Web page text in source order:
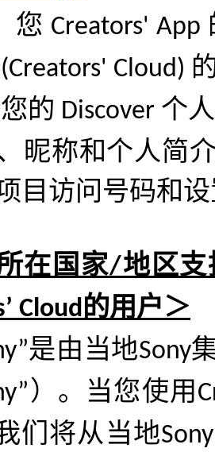
您 Creators' App
(Creators' Cloud)
您的 Discover 个
昵称和个人简
目访问号码和
在国家/地区支
Cloud的用户＞
是由当地Sony
） 。当您使用
们将从当地Sony